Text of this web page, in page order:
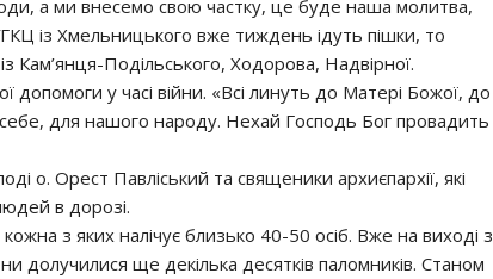
а ми внесемо свою частку, це буде наша молитва,
із Хмельницького вже тиждень ідуть пішки, то
Кам’янця-Подільського, Ходорова, Надвірної.
допомоги у часі війни. «Всі линуть до Матері Божої, до
для нашого народу. Нехай Господь Бог провадить
о. Орест Павліський та священики архиєпархії, які
в дорозі.
з яких налічує близько 40-50 осіб. Вже на виході з
долучилися ще декілька десятків паломників. Станом